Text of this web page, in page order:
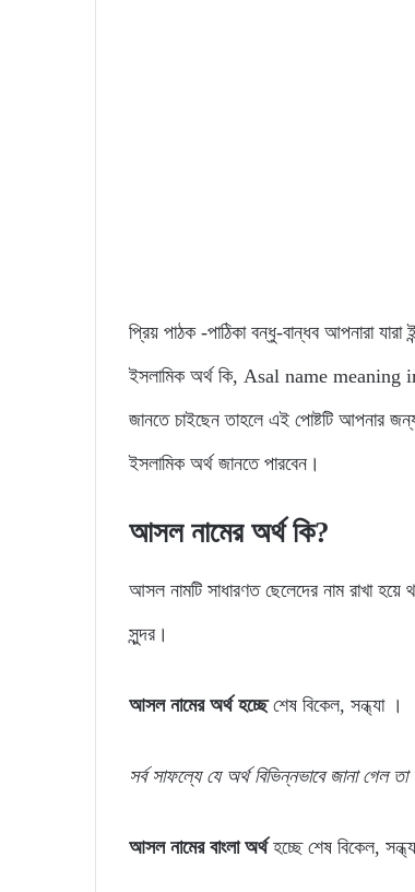
প্রিয় পাঠক -পাঠিকা বন্ধু-বান্ধব আপনারা
ইসলামিক অর্থ কি, Asal name meaning in
জানতে চাইছেন তাহলে এই পোষ্টটি আপনার
ইসলামিক অর্থ জানতে পারবেন।
আসল নামের অর্থ কি?
আসল নামটি সাধারণত ছেলেদের নাম রাখা
সুন্দর।
আসল নামের অর্থ হচ্ছেশেষ বিকেল, সন্ধ্যা ।
সর্ব সাফল্যে যে অর্থ বিভিন্নভাবে জানা গেল
আসল নামের বাংলা অর্থহচ্ছে শেষ বিকেল,